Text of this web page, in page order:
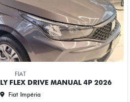
FIAT
FLEX DRIVE MANUAL 4P 2026
Fiat Impéria